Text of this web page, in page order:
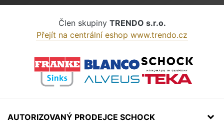
Člen skupiny TRENDO s.r.o.
Přejít na centrální eshop www.trendo.cz
AUTORIZOVANÝ PRODEJCE SCHOCK